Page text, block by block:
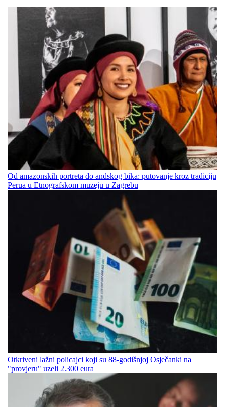
Od amazonskih portreta do andskog bika: putovanje kroz tradiciju
Perua u Etnografskom muzeju u Zagrebu
Otkriveni lažni policajci koji su 88-godišnjoj Osječanki na
"provjeru" uzeli 2.300 eura